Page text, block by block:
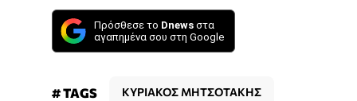
Πρόσθεσε το Dnews στα
αγαπημένα σου στη Google
# TAGS ΚΥΡΙΑΚΟΣ ΜΗΤΣΟΤΑΚΗΣ